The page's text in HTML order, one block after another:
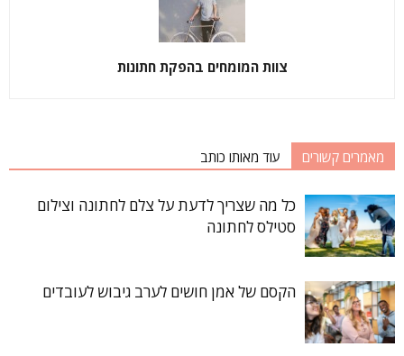
צוות המומחים בהפקת חתונות
מאמרים קשורים עוד מאותו כותב
כל מה שצריך לדעת על צלם לחתונה וצילום
סטילס לחתונה
הקסם של אמן חושים לערב גיבוש לעובדים